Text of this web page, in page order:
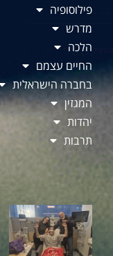
פילוסופיה
מדרש
הלכה
החיים עצמם
בחברה הישראלית
המגזין
יהדות
תרבות